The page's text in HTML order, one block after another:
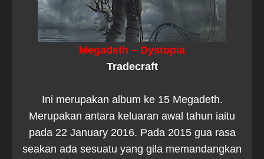
Megadeth – Dystopia
Tradecraft
Ini merupakan album ke 15 Megadeth.
Merupakan antara keluaran awal tahun iaitu
pada 22 January 2016. Pada 2015 gua rasa
seakan ada sesuatu yang gila memandangkan